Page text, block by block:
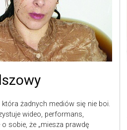
żadnych mediów się nie boi.
wideo, performans,
sobie, że „miesza prawdę